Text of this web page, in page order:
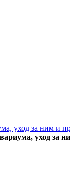
уход за ним и
уход за